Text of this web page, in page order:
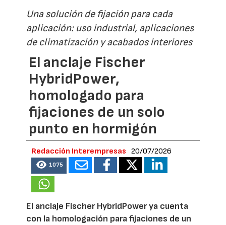
Una solución de fijación para cada
aplicación: uso industrial, aplicaciones
de climatización y acabados interiores
El anclaje Fischer
HybridPower,
homologado para
fijaciones de un solo
punto en hormigón
Redacción Interempresas 20/07/2026
1075
El anclaje Fischer HybridPower ya cuenta
con la homologación para fijaciones de un